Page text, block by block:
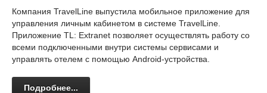
Компания TravelLine выпустила мобильное приложение для
управления личным кабинетом в системе TravelLine.
Приложение TL: Extranet позволяет осуществлять работу со
всеми подключенными внутри системы сервисами и
управлять отелем с помощью Android-устройства.
Подробнее...